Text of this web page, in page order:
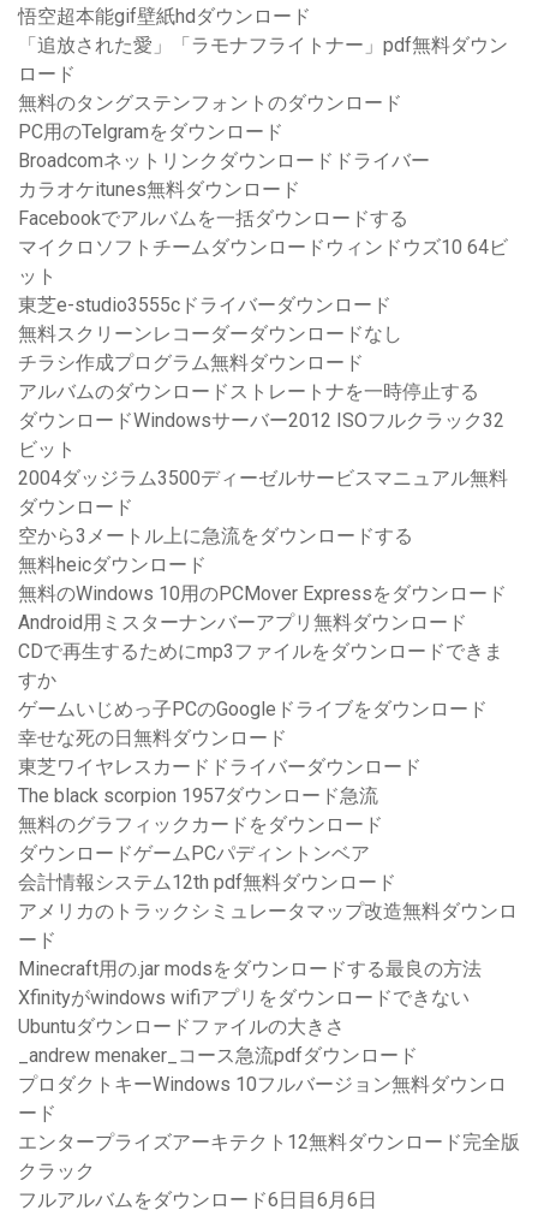
悟空超本能gif壁紙hdダウンロード
「追放された愛」「ラモナフライトナー」pdf無料ダウン
ロード
無料のタングステンフォントのダウンロード
PC用のTelgramをダウンロード
Broadcomネットリンクダウンロードドライバー
カラオケitunes無料ダウンロード
Facebookでアルバムを一括ダウンロードする
マイクロソフトチームダウンロードウィンドウズ10 64ビ
ット
東芝e-studio3555cドライバーダウンロード
無料スクリーンレコーダーダウンロードなし
チラシ作成プログラム無料ダウンロード
アルバムのダウンロードストレートナを一時停止する
ダウンロードWindowsサーバー2012 ISOフルクラック32
ビット
2004ダッジラム3500ディーゼルサービスマニュアル無料
ダウンロード
空から3メートル上に急流をダウンロードする
無料heicダウンロード
無料のWindows 10用のPCMover Expressをダウンロード
Android用ミスターナンバーアプリ無料ダウンロード
CDで再生するためにmp3ファイルをダウンロードできま
すか
ゲームいじめっ子PCのGoogleドライブをダウンロード
幸せな死の日無料ダウンロード
東芝ワイヤレスカードドライバーダウンロード
The black scorpion 1957ダウンロード急流
無料のグラフィックカードをダウンロード
ダウンロードゲームPCパディントンベア
会計情報システム12th pdf無料ダウンロード
アメリカのトラックシミュレータマップ改造無料ダウンロ
ード
Minecraft用の.jar modsをダウンロードする最良の方法
Xfinityがwindows wifiアプリをダウンロードできない
Ubuntuダウンロードファイルの大きさ
_andrew menaker_コース急流pdfダウンロード
プロダクトキーWindows 10フルバージョン無料ダウンロ
ード
エンタープライズアーキテクト12無料ダウンロード完全版
クラック
フルアルバムをダウンロード6日目6月6日